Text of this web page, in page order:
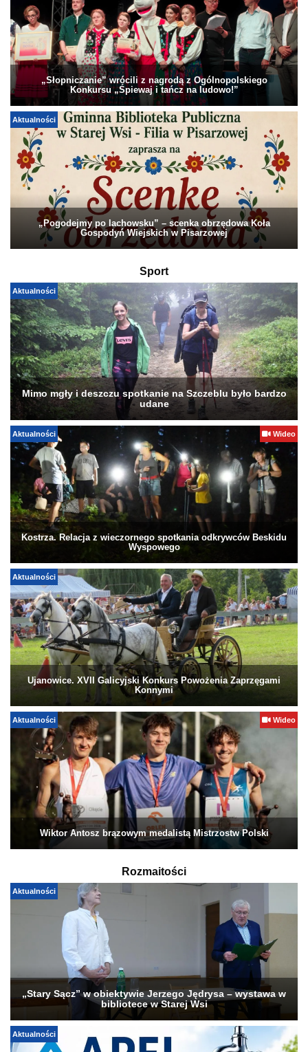
„Słopniczanie” wrócili z nagrodą z Ogólnopolskiego
Konkursu „Śpiewaj i tańcz na ludowo!”
Aktualności
„Pogodejmy po lachowsku” – scenka obrzędowa Koła
Gospodyń Wiejskich w Pisarzowej
Sport
Aktualności
Mimo mgły i deszczu spotkanie na Szczeblu było bardzo
udane
Aktualności Wideo
Kostrza. Relacja z wieczornego spotkania odkrywców Beskidu
Wyspowego
Aktualności
Ujanowice. XVII Galicyjski Konkurs Powożenia Zaprzęgami
Konnymi
Aktualności Wideo
Wiktor Antosz brązowym medalistą Mistrzostw Polski
Rozmaitości
Aktualności
„Stary Sącz” w obiektywie Jerzego Jędrysa – wystawa w
bibliotece w Starej Wsi
Aktualności